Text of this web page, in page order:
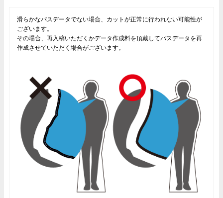
滑らかなパスデータでない場合、カットが正常に行われない可能性が
ございます。
その場合、再入稿いただくかデータ作成料を頂戴してパスデータを再
作成させていただく場合がございます。